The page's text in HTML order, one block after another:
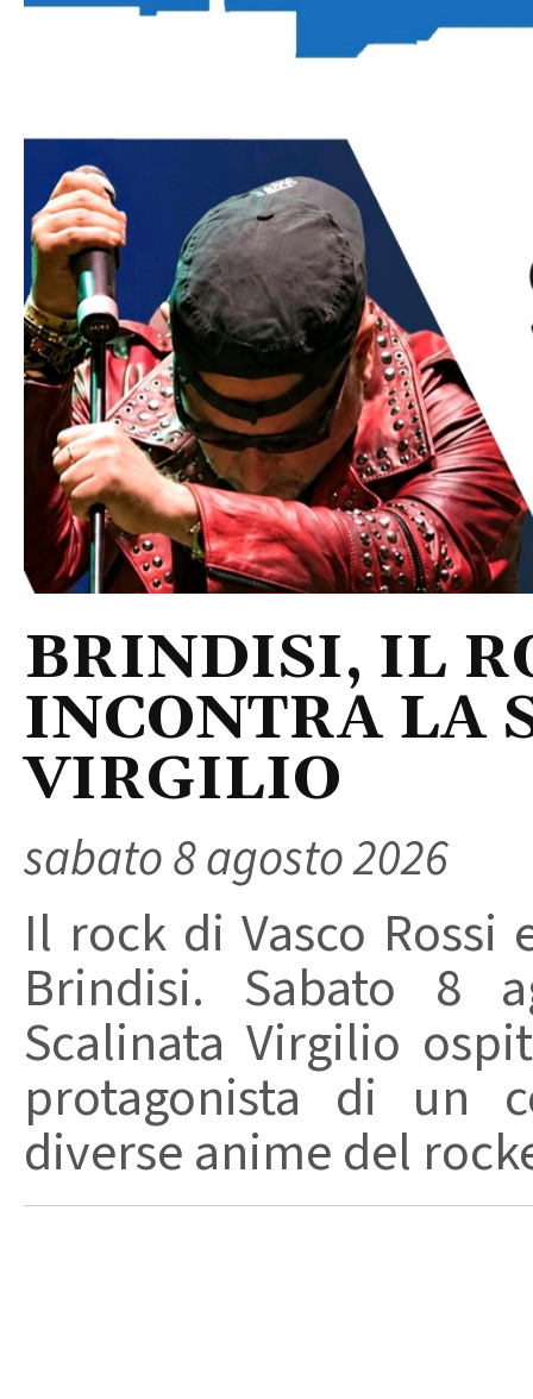
BRINDISI, IL
INCONTRA LA
VIRGILIO
sabato 8 agosto 2026
Il rock di Vasco
Brindisi. Sabato 8
Scalinata Virgilio
protagonista di un
diverse anime del